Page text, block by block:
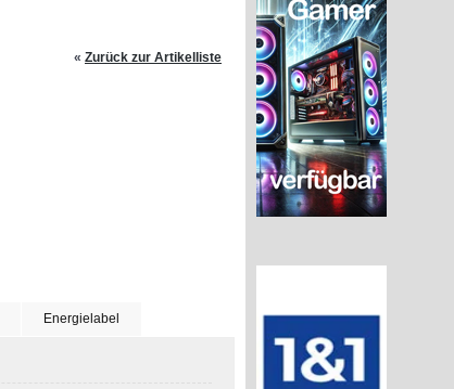
« Zurück zur Artikelliste
Energielabel